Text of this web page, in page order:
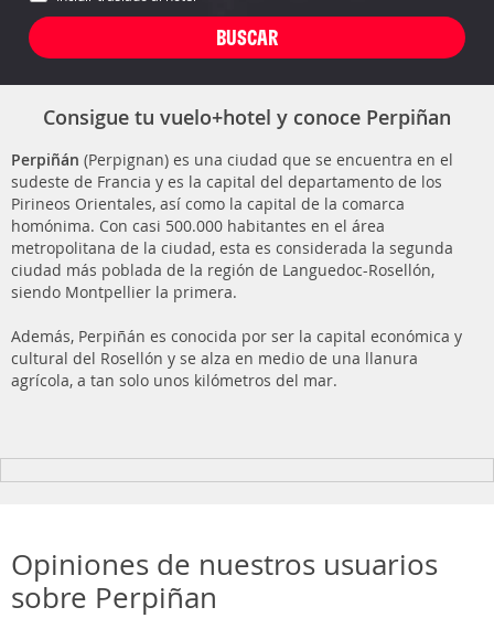
Consigue tu vuelo+hotel y conoce Perpiñan
Perpiñán (Perpignan) es una ciudad que se encuentra en el
sudeste de Francia y es la capital del departamento de los
Pirineos Orientales, así como la capital de la comarca
homónima. Con casi 500.000 habitantes en el área
metropolitana de la ciudad, esta es considerada la segunda
ciudad más poblada de la región de Languedoc-Rosellón,
siendo Montpellier la primera.
Además, Perpiñán es conocida por ser la capital económica y
cultural del Rosellón y se alza en medio de una llanura
agrícola, a tan solo unos kilómetros del mar.
Opiniones de nuestros usuarios
sobre Perpiñan